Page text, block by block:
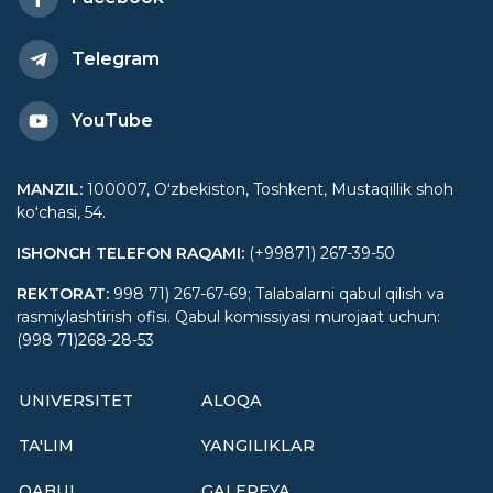
Telegram
YouTube
MANZIL: 100007, Oʻzbekiston, Toshkent, Mustaqillik shoh
koʻchasi, 54.
ISHONCH TELEFON RAQAMI: (+99871) 267-39-50
REKTORAT: 998 71) 267-67-69; Talabalarni qabul qilish va
rasmiylashtirish ofisi. Qabul komissiyasi murojaat uchun:
(998 71)268-28-53
UNIVERSITET
TA'LIM
ALOQA
YANGILIKLAR